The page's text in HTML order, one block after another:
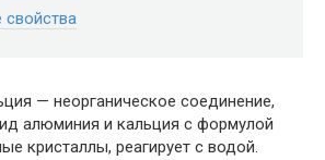
— неорганическое соединение,
алюминия и кальция с формулой
кристаллы, реагирует с водой.